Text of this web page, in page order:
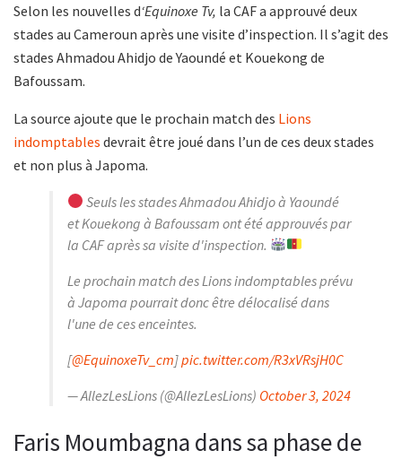
Selon les nouvelles d‘Equinoxe Tv, la CAF a approuvé deux
stades au Cameroun après une visite d’inspection. Il s’agit des
stades Ahmadou Ahidjo de Yaoundé et Kouekong de
Bafoussam.
La source ajoute que le prochain match des Lions
indomptables devrait être joué dans l’un de ces deux stades
et non plus à Japoma.
Seuls les stades Ahmadou Ahidjo à Yaoundé
et Kouekong à Bafoussam ont été approuvés par
la CAF après sa visite d'inspection.
Le prochain match des Lions indomptables prévu
à Japoma pourrait donc être délocalisé dans
l'une de ces enceintes.
[@EquinoxeTv_cm]pic.twitter.com/R3xVRsjH0C
— AllezLesLions (@AllezLesLions) October 3, 2024
Faris Moumbagna dans sa phase de